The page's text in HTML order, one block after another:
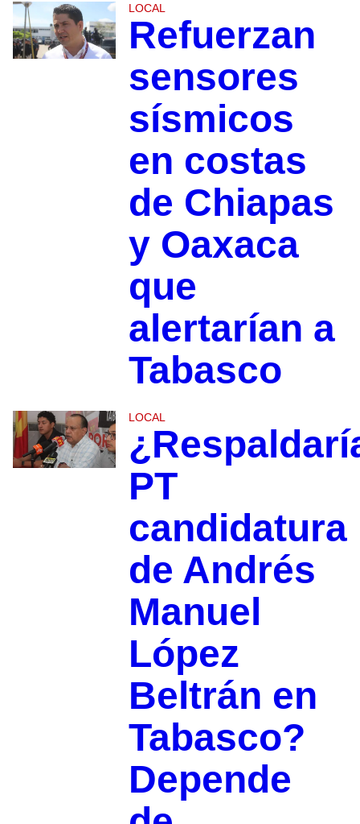
LOCAL
Refuerzan
sensores
sísmicos
en costas
de Chiapas
y Oaxaca
que
alertarían a
Tabasco
LOCAL
PT
candidatura
de Andrés
Manuel
López
Beltrán en
Tabasco?
Depende